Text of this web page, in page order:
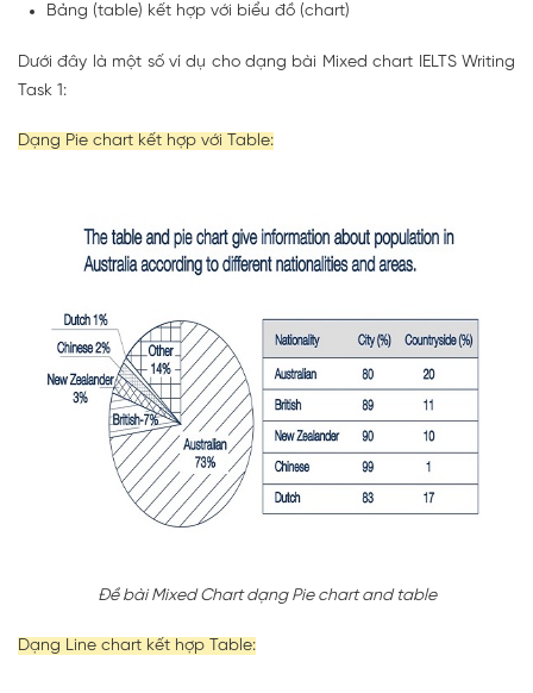
Bảng (table) kết hợp với biểu đồ (chart)
Dưới đây là một số ví dụ cho dạng bài Mixed chart IELTS Writing
Task 1:
Dạng Pie chart kết hợp với Table:
Đề bài Mixed Chart dạng Pie chart and table
Dạng Line chart kết hợp Table: